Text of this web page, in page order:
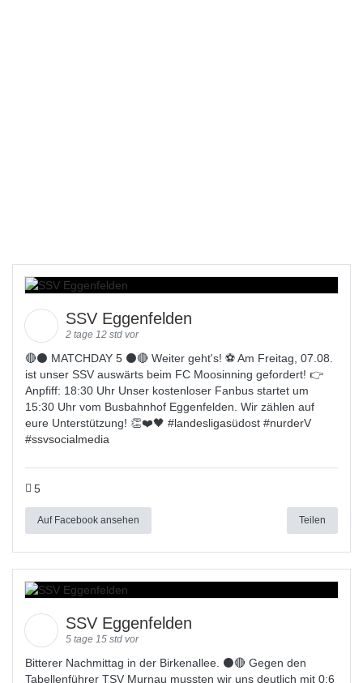
SSV Eggenfelden
2 tage 12 std vor
🔴⚫️ MATCHDAY 5 ⚫️🔴 Weiter geht's! ⚽ Am Freitag, 07.08.
ist unser SSV auswärts beim FC Moosinning gefordert! 👉
Anpfiff: 18:30 Uhr Unser kostenloser Fanbus startet um
15:30 Uhr vom Busbahnhof Eggenfelden. Wir zählen auf
eure Unterstützung! 👏❤️🖤 #landesligasüdost #nurderV
#ssvsocialmedia
5
Auf Facebook ansehen Teilen
SSV Eggenfelden
5 tage 15 std vor
Bitterer Nachmittag in der Birkenallee. ⚫🔴 Gegen den
Tabellenführer TSV Murnau mussten wir uns deutlich mit 0:6